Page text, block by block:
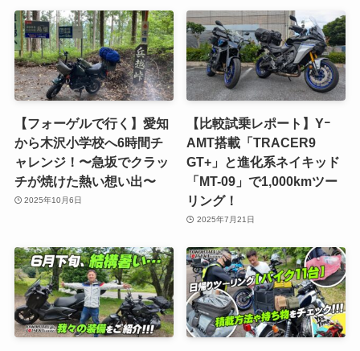
【フォーゲルで行く】愛知
から木沢小学校へ6時間チ
ャレンジ！〜急坂でクラッ
チが焼けた熱い想い出〜
2025年10月6日
【比較試乗レポート】Yｰ
AMT搭載「TRACER9
GT+」と進化系ネイキッド
「MT-09」で1,000kmツー
リング！
2025年7月21日